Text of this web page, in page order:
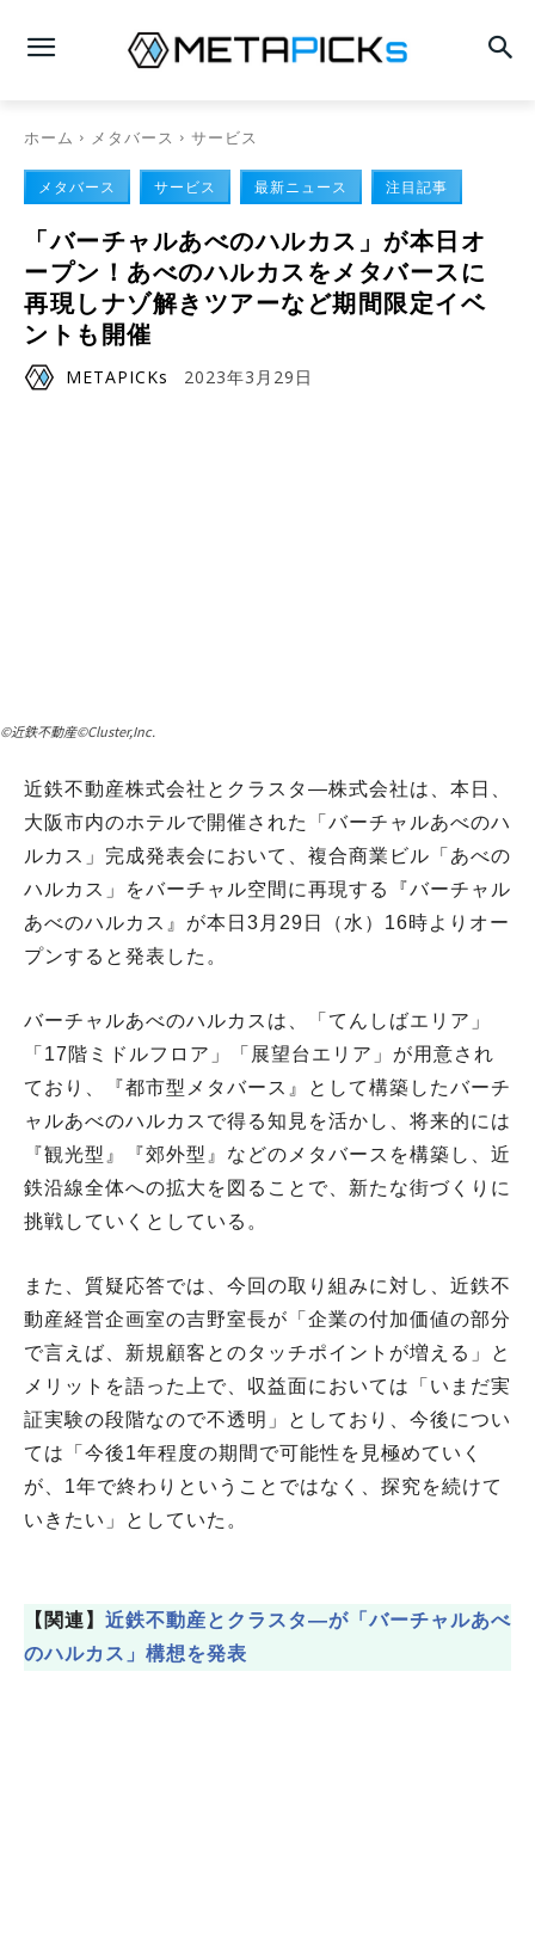
ホーム メタバース サービス
メタバース サービス 最新ニュース 注目記事
「バーチャルあべのハルカス」が本日オ
ープン！あべのハルカスをメタバースに
再現しナゾ解きツアーなど期間限定イベ
ントも開催
METAPICKs 2023年3月29日
©近鉄不動産©Cluster,Inc.
近鉄不動産株式会社とクラスタ―株式会社は、本日、
大阪市内のホテルで開催された「バーチャルあべのハ
ルカス」完成発表会において、複合商業ビル「あべの
ハルカス」をバーチャル空間に再現する『バーチャル
あべのハルカス』が本日3月29日（水）16時よりオー
プンすると発表した。
バーチャルあべのハルカスは、「てんしばエリア」
「17階ミドルフロア」「展望台エリア」が用意され
ており、『都市型メタバース』として構築したバーチ
ャルあべのハルカスで得る知見を活かし、将来的には
『観光型』『郊外型』などのメタバースを構築し、近
鉄沿線全体への拡大を図ることで、新たな街づくりに
挑戦していくとしている。
また、質疑応答では、今回の取り組みに対し、近鉄不
動産経営企画室の吉野室長が「企業の付加価値の部分
で言えば、新規顧客とのタッチポイントが増える」と
メリットを語った上で、収益面においては「いまだ実
証実験の段階なので不透明」としており、今後につい
ては「今後1年程度の期間で可能性を見極めていく
が、1年で終わりということではなく、探究を続けて
いきたい」としていた。
【関連】 近鉄不動産とクラスタ―が「バーチャルあべ
のハルカス」構想を発表